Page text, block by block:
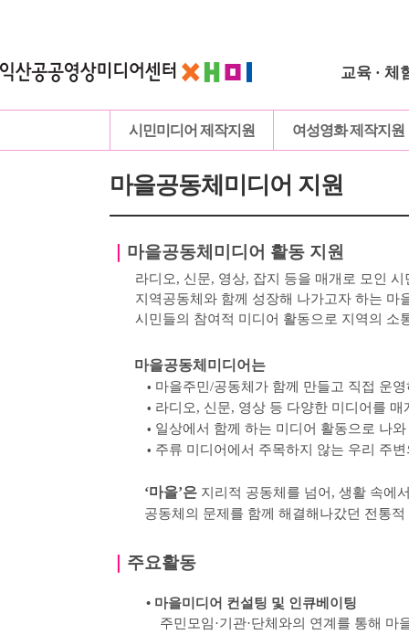
교육 · 체
시민미디어 제작지원 여성영화 제작지원
마을공동체미디어 지원
마을공동체미디어 활동 지원
라디오, 신문, 영상, 잡지 등을 매개로 모인 시
지역공동체와 함께 성장해 나가고자 하는 마
시민들의 참여적 미디어 활동으로 지역의 소
마을공동체미디어는
• 마을주민/공동체가 함께 만들고 직접 운
• 라디오, 신문, 영상 등 다양한 미디어를
• 일상에서 함께 하는 미디어 활동으로 나
• 주류 미디어에서 주목하지 않는 우리 주
‘마을’은 지리적 공동체를 넘어 ,생활 속에
공동체의 문제를 함께 해결해나갔던 전통
주요활동
• 마을미디어 컨설팅 및 인큐베이팅
주민모임·기관·단체와의 연계를 통해 마